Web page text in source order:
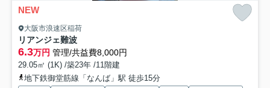
NEW
大阪市浪速区稲荷
リアンジェ難波
6.3万円 管理/共益費8,000円
29.05㎡ (1K) /築23年 /11階建
地下鉄御堂筋線「なんば」駅 徒歩15分